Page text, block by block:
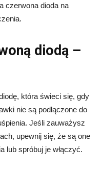
czerwona dioda na
diodą –
która świeci się, gdy
nie są podłączone do
Jeśli zauważysz
upewnij się, że są one
lub spróbuj je włączyć.